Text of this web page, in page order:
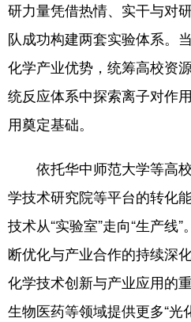
研力量凭借热情、实干与对
队成功构建两套实验体系。
化学产业优势，统筹高校资
统反应体系中探索离子对作
用奠定基础。
依托华中师范大学等高
学技术研究院等平台的转化
技术从“实验室”走向“生产线
断优化与产业合作的持续深
化学技术创新与产业应用的
生物医药等领域提供更多“光